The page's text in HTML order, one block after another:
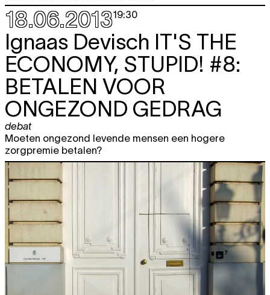
18.06.201319:30
Ignaas Devisch IT'S THE
ECONOMY, STUPID! #8:
BETALEN VOOR
ONGEZOND GEDRAG
debat
Moeten ongezond levende mensen een hogere
zorgpremie betalen?